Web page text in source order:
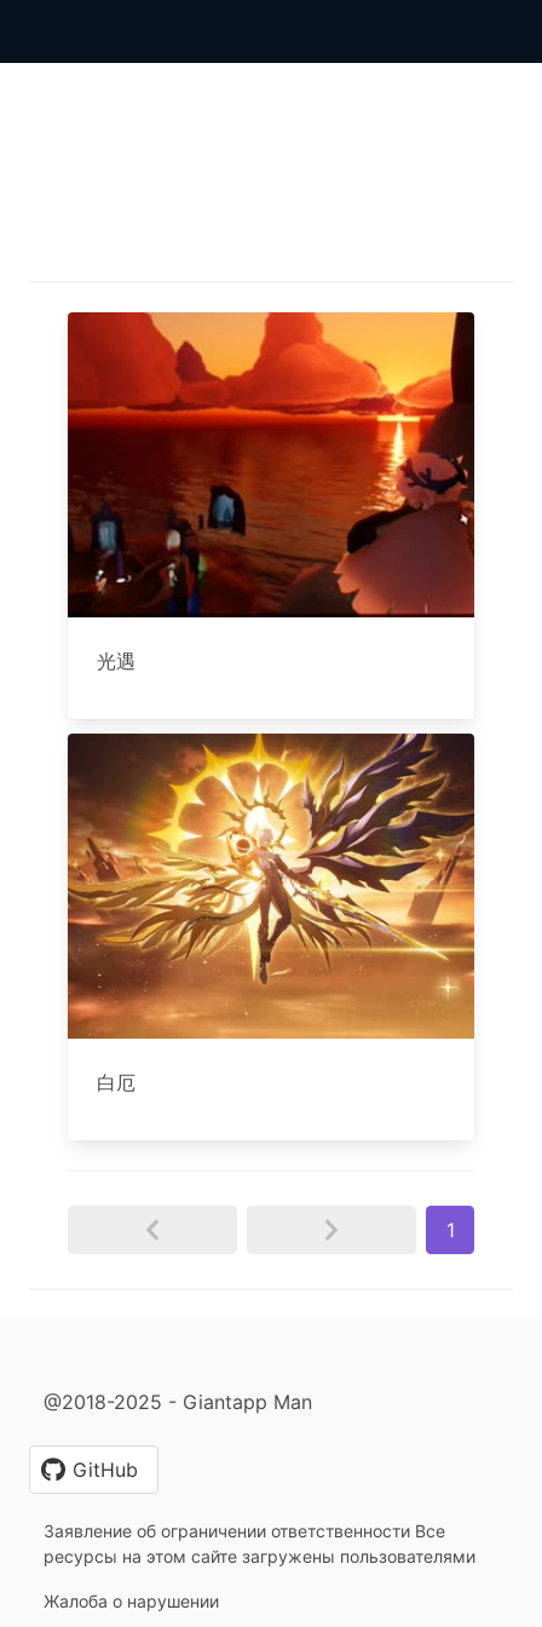
光遇
白厄
1
@2018-2025 - Giantapp Man
GitHub
Заявление об ограничении ответственности Все
ресурсы на этом сайте загружены пользователями
Жалоба о нарушении